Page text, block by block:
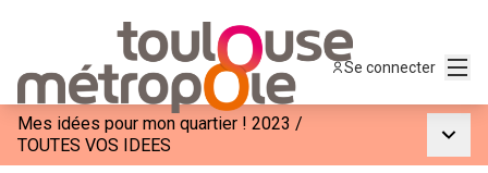
Se connecter
Mes idées pour mon quartier ! 2023 /
TOUTES VOS IDEES